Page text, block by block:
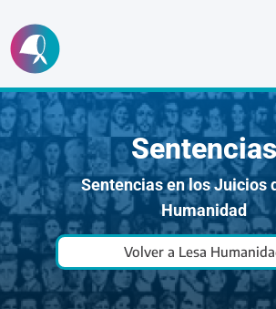
Ir
al
contenido
Sentencias
Sentencias en los Juicios
Humanidad
Volver a Lesa